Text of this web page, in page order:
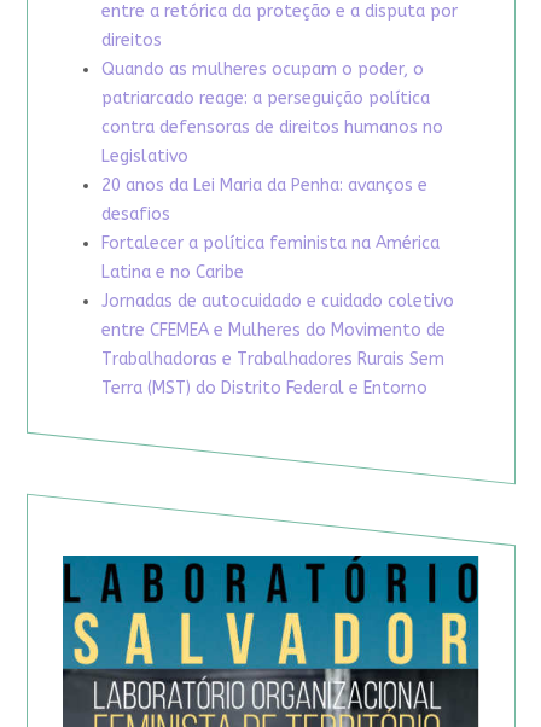
entre a retórica da proteção e a disputa por
direitos
Quando as mulheres ocupam o poder, o
patriarcado reage: a perseguição política
contra defensoras de direitos humanos no
Legislativo
20 anos da Lei Maria da Penha: avanços e
desafios
Fortalecer a política feminista na América
Latina e no Caribe
Jornadas de autocuidado e cuidado coletivo
entre CFEMEA e Mulheres do Movimento de
Trabalhadoras e Trabalhadores Rurais Sem
Terra (MST) do Distrito Federal e Entorno